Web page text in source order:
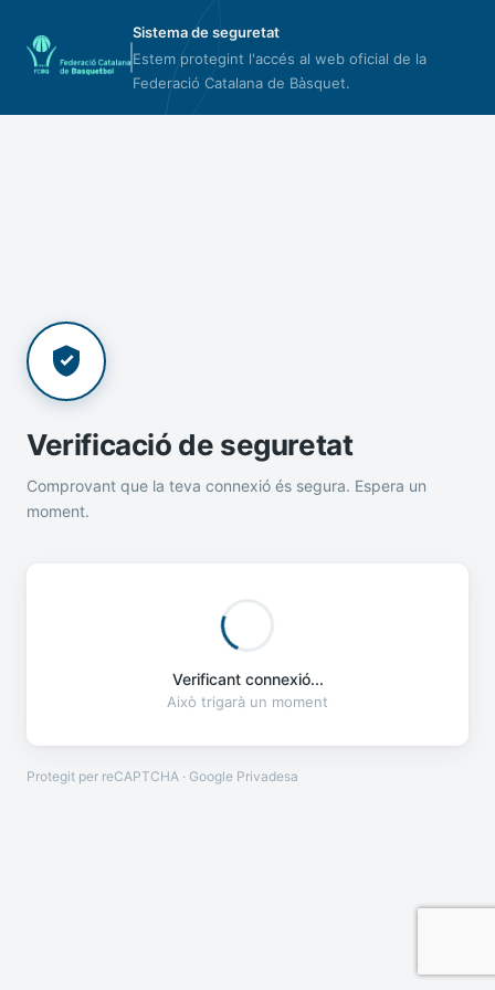
Sistema de seguretat
Estem protegint l'accés al web oficial de la
Federació Catalana de Bàsquet.
Verificació de seguretat
Comprovant que la teva connexió és segura. Espera un
moment.
Verificant connexió...
Això trigarà un moment
Protegit per reCAPTCHA · Google Privadesa